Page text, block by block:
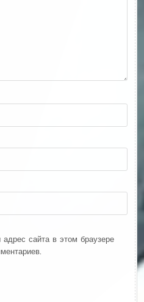
сайта в этом браузере